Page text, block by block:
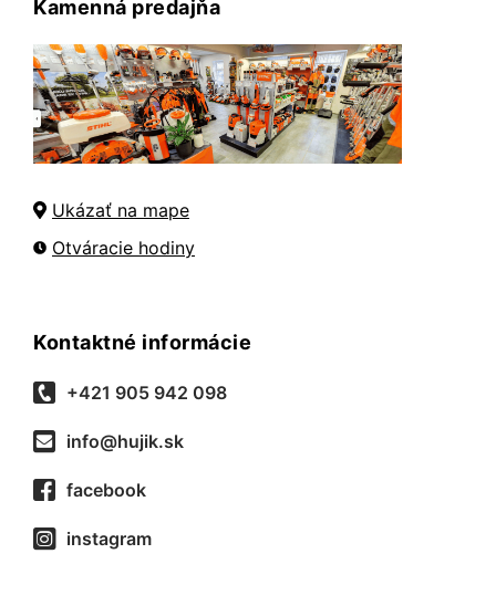
Kamenná predajňa
Ukázať na mape
Otváracie hodiny
Kontaktné informácie
+421 905 942 098
info@hujik.sk
facebook
instagram